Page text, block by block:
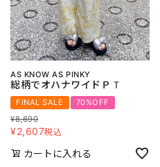
AS KNOW AS PINKY
総柄でオハナワイドＰＴ
FINAL SALE
70%OFF
¥8,690
¥2,607税込
カートに入れる